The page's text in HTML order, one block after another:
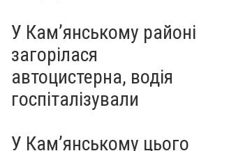
У Кам’янському районі
загорілася
автоцистерна, водія
госпіталізували
У Кам’янському цього